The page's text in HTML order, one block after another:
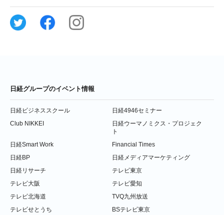
日経グループのイベント情報
日経ビジネススクール
日経4946セミナー
Club NIKKEI
日経ウーマノミクス・プロジェク
ト
日経Smart Work
Financial Times
日経BP
日経メディアマーケティング
日経リサーチ
テレビ東京
テレビ大阪
テレビ愛知
テレビ北海道
TVQ九州放送
テレビせとうち
BSテレビ東京